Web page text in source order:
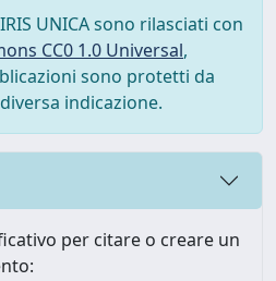
UNICA sono rilasciati con
CC0 1.0 Universal,
sono protetti da
indicazione.
per citare o creare un